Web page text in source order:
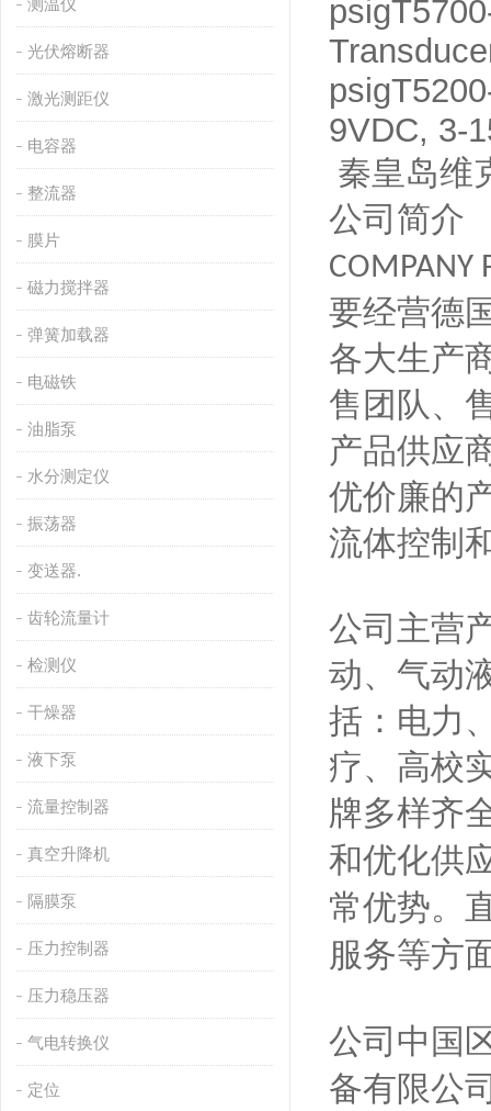
测温仪
光伏熔断器
激光测距仪
电容器
整流器
膜片
磁力搅拌器
弹簧加载器
电磁铁
油脂泵
水分测定仪
振荡器
变送器.
齿轮流量计
检测仪
干燥器
液下泵
流量控制器
真空升降机
隔膜泵
压力控制器
压力稳压器
气电转换仪
定位
9VDC, 3-
秦皇岛维
公司简介
COMPANY
要经营德
各大生产
售团队、
产品供应
优价廉的
流体控制
公司主营
动、气动
括：电力
疗、高校
牌多样齐
和优化供
常优势。
服务等方
公司中国
备有限公